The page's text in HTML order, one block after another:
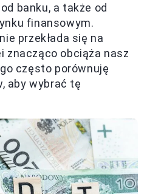
banku, a także od
finansowym.
przekłada się na
znacząco obciąża nasz
często porównuję
aby wybrać tę